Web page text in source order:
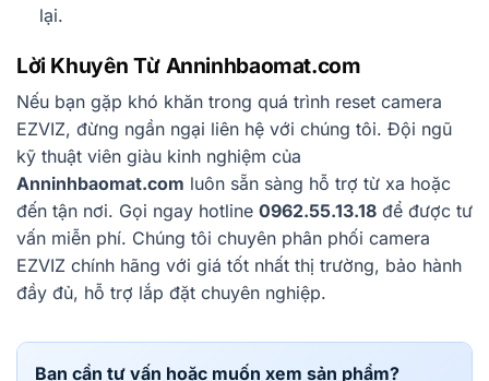
lại.
Lời Khuyên Từ Anninhbaomat.com
Nếu bạn gặp khó khăn trong quá trình reset camera
EZVIZ, đừng ngần ngại liên hệ với chúng tôi. Đội ngũ
kỹ thuật viên giàu kinh nghiệm của
Anninhbaomat.com luôn sẵn sàng hỗ trợ từ xa hoặc
đến tận nơi. Gọi ngay hotline 0962.55.13.18 để được tư
vấn miễn phí. Chúng tôi chuyên phân phối camera
EZVIZ chính hãng với giá tốt nhất thị trường, bảo hành
đầy đủ, hỗ trợ lắp đặt chuyên nghiệp.
Bạn cần tư vấn hoặc muốn xem sản phẩm?